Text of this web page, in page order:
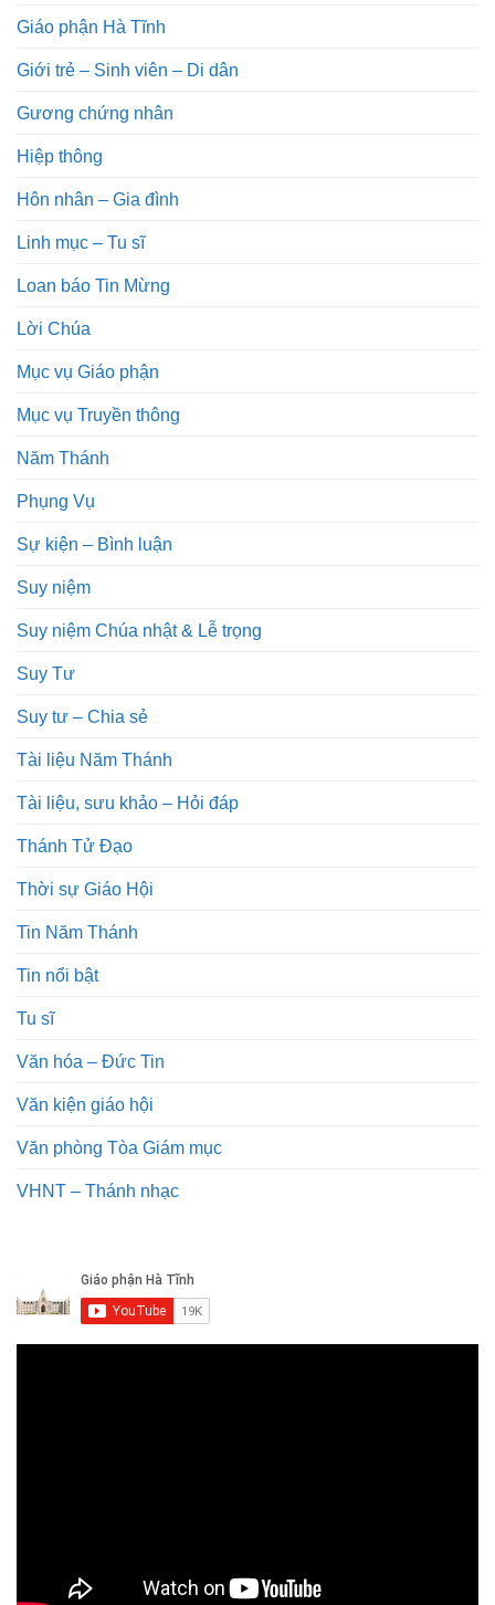
Giáo phận Hà Tĩnh
Giới trẻ – Sinh viên – Di dân
Gương chứng nhân
Hiệp thông
Hôn nhân – Gia đình
Linh mục – Tu sĩ
Loan báo Tin Mừng
Lời Chúa
Mục vụ Giáo phận
Mục vụ Truyền thông
Năm Thánh
Phụng Vụ
Sự kiện – Bình luận
Suy niệm
Suy niệm Chúa nhật & Lễ trọng
Suy Tư
Suy tư – Chia sẻ
Tài liệu Năm Thánh
Tài liệu, sưu khảo – Hỏi đáp
Thánh Tử Đạo
Thời sự Giáo Hội
Tin Năm Thánh
Tin nổi bật
Tu sĩ
Văn hóa – Đức Tin
Văn kiện giáo hội
Văn phòng Tòa Giám mục
VHNT – Thánh nhạc